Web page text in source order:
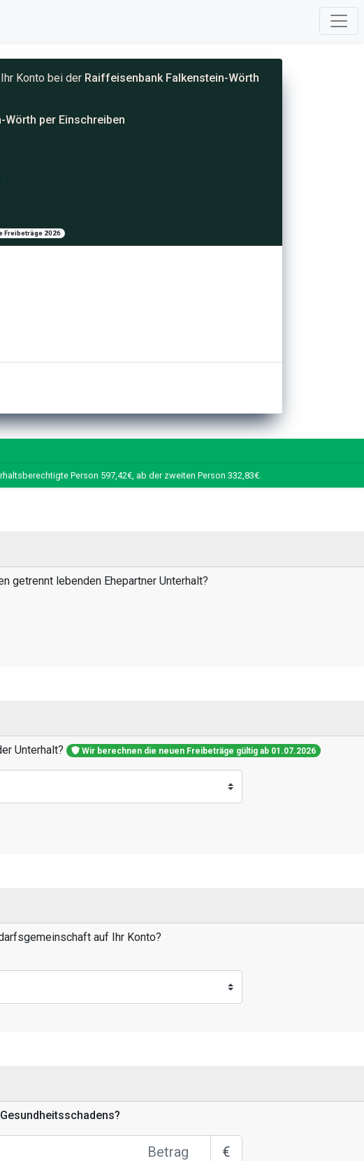
Konto bei der Raiffeisenbank Falkenstein-Wörth
per Einschreiben
Freibeträge 2026
Person 597,42€, ab der zweiten Person 332,83€.
getrennt lebenden Ehepartner Unterhalt?
Unterhalt? Wir berechnen die neuen Freibeträge gültig ab 01.07.2026
auf Ihr Konto?
€